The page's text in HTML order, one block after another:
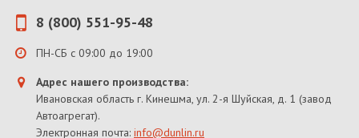
8 (800) 551-95-48
ПН-СБ с 09:00 до 19:00
Адрес нашего производства:
Ивановская область г. Кинешма, ул. 2-я Шуйская, д. 1 (завод
Автоагрегат).
Электронная почта: info@dunlin.ru